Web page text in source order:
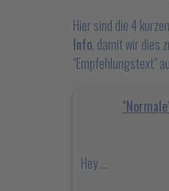
Hier sind die 4
Info, damit wir dies
"Empfehlungstext"
Hey ...